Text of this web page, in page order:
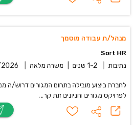
מנהל/ת עבודה מוסמך
Sort HR
נתיבות 1-2 שנים משרה מלאה
לחברת ביצוע מובילה בתחום המגורים דרוש/
לפרויקט מגורים וחניונים תת קר...